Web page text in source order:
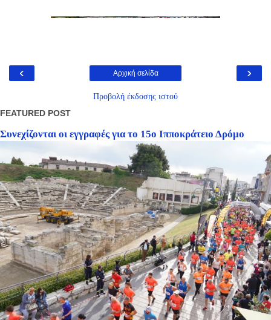
‹ ›
Αρχική σελίδα
Προβολή έκδοσης ιστού
FEATURED POST
Συνεχίζονται οι εγγραφές για το 15ο Ιπποκράτειο Δρόμο